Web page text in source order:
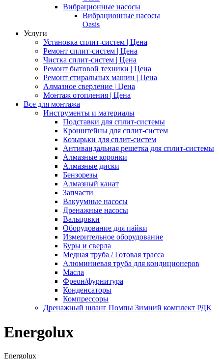
Вибрационные насосы
Вибрационные насосы
Oasis
Услуги
Установка сплит-систем | Цена
Ремонт сплит-систем | Цена
Чистка сплит-систем | Цена
Ремонт бытовой техники | Цена
Ремонт стиральных машин | Цена
Алмазное сверление | Цена
Монтаж отопления | Цена
Все для монтажа
Инструменты и материалы
Подставки для сплит-системы
Кронштейны для сплит-систем
Козырьки для сплит-систем
Антивандальная решетка для сплит-системы
Алмазные коронки
Алмазные диски
Бензорезы
Алмазный канат
Запчасти
Вакуумные насосы
Дренажные насосы
Вальцовки
Оборудование для пайки
Измерительное оборудование
Буры и сверла
Медная труба / Готовая трасса
Алюминиевая труба для кондиционеров
Масла
Фреон/фурнитура
Конденсаторы
Компрессоры
Дренажный шланг Помпы Зимний комплект РДК
Energolux
Energolux